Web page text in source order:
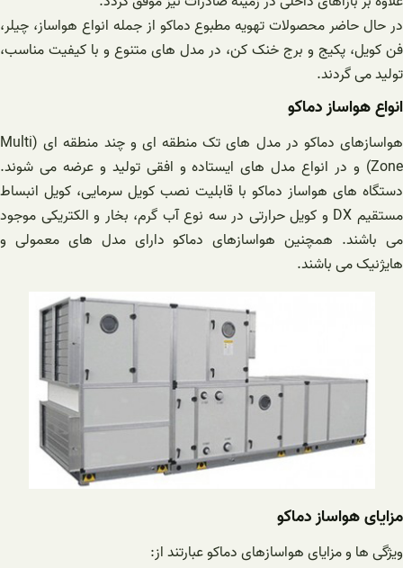
در حال حاضر محصولات تهویه مطبوع دماکو از جمله انواع هواساز، چیلر،
فن کویل، پکیج و برج خنک کن، در مدل های متنوع و با کیفیت مناسب،
تولید می گردند.
انواع هواساز دماکو
هواسازهای دماکو در مدل های تک منطقه ای و چند منطقه ای (Multi
Zone) و در انواع مدل های ایستاده و افقی تولید و عرضه می شوند.
دستگاه های هواساز دماکو با قابلیت نصب کویل سرمایی، کویل انبساط
مستقیم DX و کویل حرارتی در سه نوع آب گرم، بخار و الکتریکی موجود
می باشند. همچنین هواسازهای دماکو دارای مدل های معمولی و
هایژنیک می باشند.
مزایای هواساز دماکو
ویژگی ها و مزایای هواسازهای دماکو عبارتند از: